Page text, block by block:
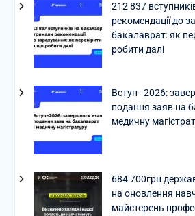
212 837
рекомендації до
бакалаврат: як
робити далі
Вступ–2026:
подання заяв на
медичну
684 700грн
на оновлення
майстерень